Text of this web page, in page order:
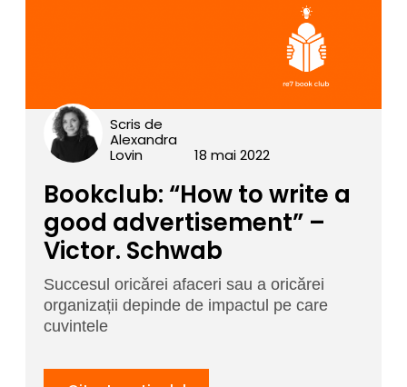
Scris de
Alexandra
Lovin
18 mai 2022
Bookclub: “How to write a
good advertisement” –
Victor. Schwab
Succesul oricărei afaceri sau a oricărei
organizații depinde de impactul pe care
cuvintele